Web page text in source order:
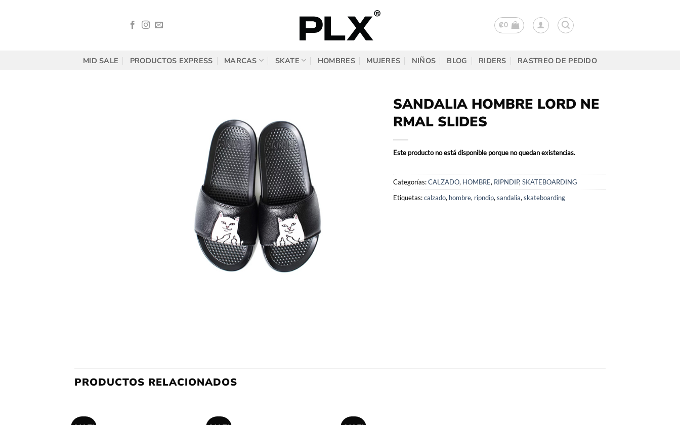
₡0
MID SALE PRODUCTOS EXPRESS MARCAS SKATE HOMBRES MUJERES NIÑOS BLOG RIDERS RASTREO DE PEDIDO
SANDALIA HOMBRE LORD NE
RMAL SLIDES
Este producto no está disponible porque no quedan existencias.
Categorías:CALZADO, HOMBRE, RIPNDIP, SKATEBOARDING
Etiquetas:calzado, hombre, ripndip, sandalia, skateboarding
PRODUCTOS RELACIONADOS